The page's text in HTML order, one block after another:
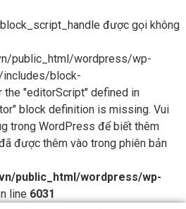
được gọi không
public_html/wordpress/wp-
block-
"editorScript" defined in
block definition is missing. Vui
trong WordPress để biết thêm
được thêm vào trong phiên bản
public_html/wordpress/wp-
line 6031